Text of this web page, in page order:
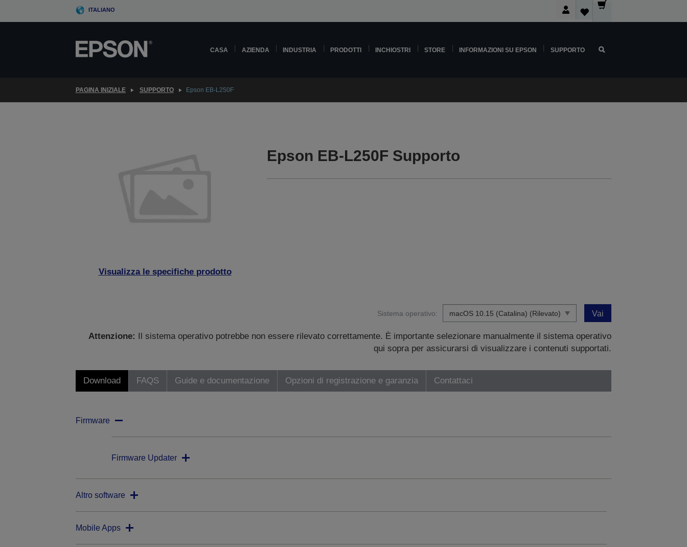
ITALIANO
CASA AZIENDA INDUSTRIA PRODOTTI INCHIOSTRI STORE INFORMAZIONI SU EPSON SUPPORTO
PAGINA INIZIALE SUPPORTO Epson EB-L250F
Visualizza le specifiche prodotto
Epson EB-L250F Supporto
Sistema operativo: Vai
Attenzione:
Il sistema operativo potrebbe non essere rilevato correttamente. È importante selezionare manualmente il sistema operativo
qui sopra per assicurarsi di visualizzare i contenuti supportati.
Download FAQS Guide e documentazione Opzioni di registrazione e garanzia Contattaci
Firmware
Firmware Updater
Altro software
Mobile Apps